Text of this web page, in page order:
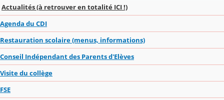
Actualités (à retrouver en totalité ICI !)
Agenda du CDI
Restauration scolaire (menus, informations)
Conseil Indépendant des Parents d'Elèves
Visite du collège
FSE